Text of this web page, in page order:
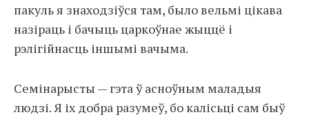
пакуль я знаходзіўся там, было вельмі цікава
назіраць і бачыць царкоўнае жыццё і
рэлігійнасць іншымі вачыма.
Семінарысты — гэта ў асноўным маладыя
людзі. Я іх добра разумеў, бо калісьці сам быў